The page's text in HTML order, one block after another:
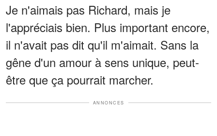
Je n'aimais pas Richard, mais je
l'appréciais bien. Plus important encore,
il n'avait pas dit qu'il m'aimait. Sans la
gêne d'un amour à sens unique, peut-
être que ça pourrait marcher.
ANNONCES